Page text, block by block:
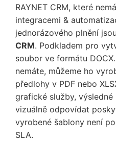
RAYNET CRM, které
integracemi &
jednorázového plnění
CRM. Podkladem pro
soubor ve formátu
nemáte, můžeme ho
předlohy v PDF nebo
grafické služby,
vizuálně odpovídat
vyrobené šablony není
SLA.